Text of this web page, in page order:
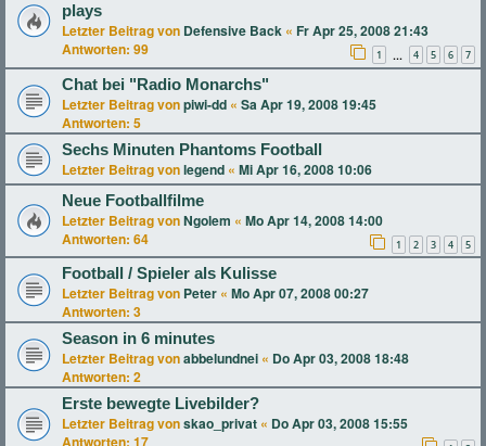
plays
Letzter Beitrag von Defensive Back « Fr Apr 25, 2008 21:43
Antworten: 99 1 … 4 5 6 7
Chat bei "Radio Monarchs"
Letzter Beitrag vonpiwi-dd « Sa Apr 19, 2008 19:45
Antworten: 5
Sechs Minuten Phantoms Football
Letzter Beitrag vonlegend « Mi Apr 16, 2008 10:06
Neue Footballfilme
Letzter Beitrag vonNgolem « Mo Apr 14, 2008 14:00
Antworten: 64 1 2 3 4 5
Football / Spieler als Kulisse
Letzter Beitrag von Peter « Mo Apr 07, 2008 00:27
Antworten: 3
Season in 6 minutes
Letzter Beitrag vonabbelundnei « Do Apr 03, 2008 18:48
Antworten: 2
Erste bewegte Livebilder?
Letzter Beitrag vonskao_privat « Do Apr 03, 2008 15:55